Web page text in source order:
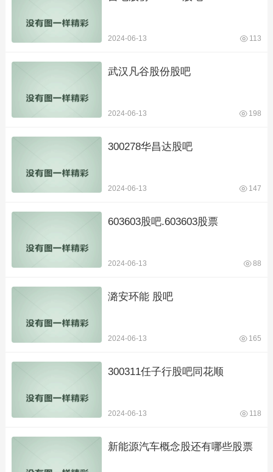
2024-06-13 113
武汉凡谷股份股吧
2024-06-13 198
300278华昌达股吧
2024-06-13 147
603603股吧.603603股票
2024-06-13 88
潞安环能 股吧
2024-06-13 165
300311任子行股吧同花顺
2024-06-13 118
新能源汽车概念股还有哪些股票